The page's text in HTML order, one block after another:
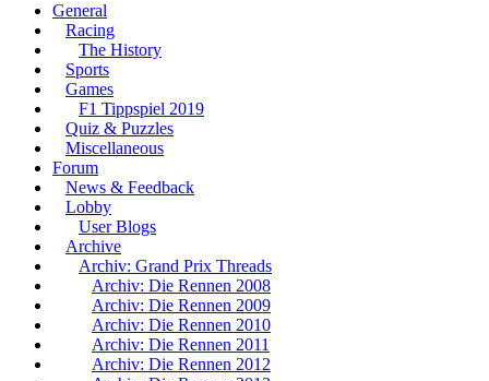
General
Racing
The History
Sports
Games
F1 Tippspiel 2019
Quiz & Puzzles
Miscellaneous
Forum
News & Feedback
Lobby
User Blogs
Archive
Archiv: Grand Prix Threads
Archiv: Die Rennen 2008
Archiv: Die Rennen 2009
Archiv: Die Rennen 2010
Archiv: Die Rennen 2011
Archiv: Die Rennen 2012